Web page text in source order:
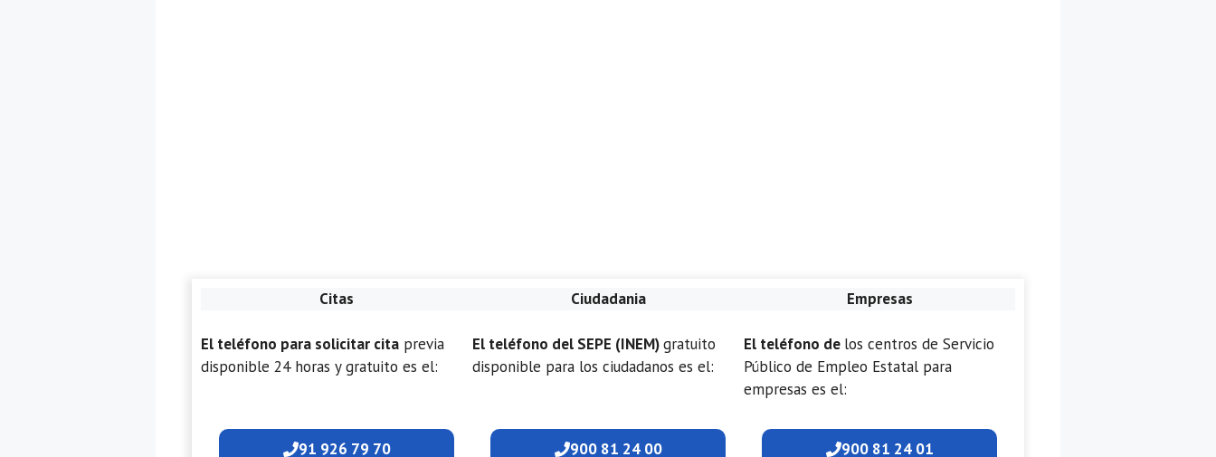
Citas
El teléfono para solicitar cita previa
disponible 24 horas y gratuito es el:
91 926 79 70
Ciudadania
El teléfono del SEPE (INEM)gratuito
disponible para los ciudadanos es el:
900 81 24 00
Empresas
El teléfono de los centros de Servicio
Público de Empleo Estatal para
empresas es el:
900 81 24 01